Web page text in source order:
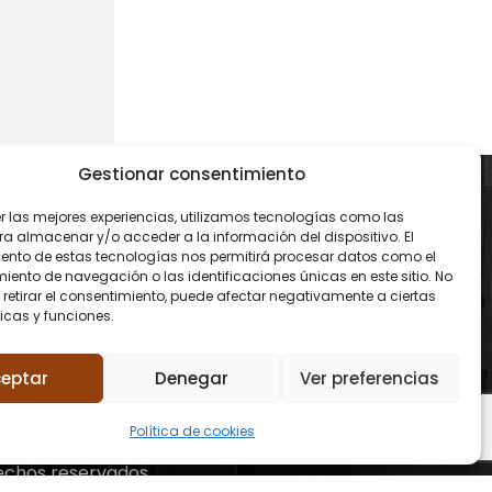
Gestionar consentimiento
las mejores experiencias, utilizamos tecnologías como las
almacenar y/o acceder a la información del dispositivo. El
de estas tecnologías nos permitirá procesar datos como el
de navegación o las identificaciones únicas en este sitio. No
el consentimiento, puede afectar negativamente a ciertas
y funciones.
Denegar Ver preferencias
Política de cookies
CONTACTO
93 119 00 68
contacto@amidareform
reservados.